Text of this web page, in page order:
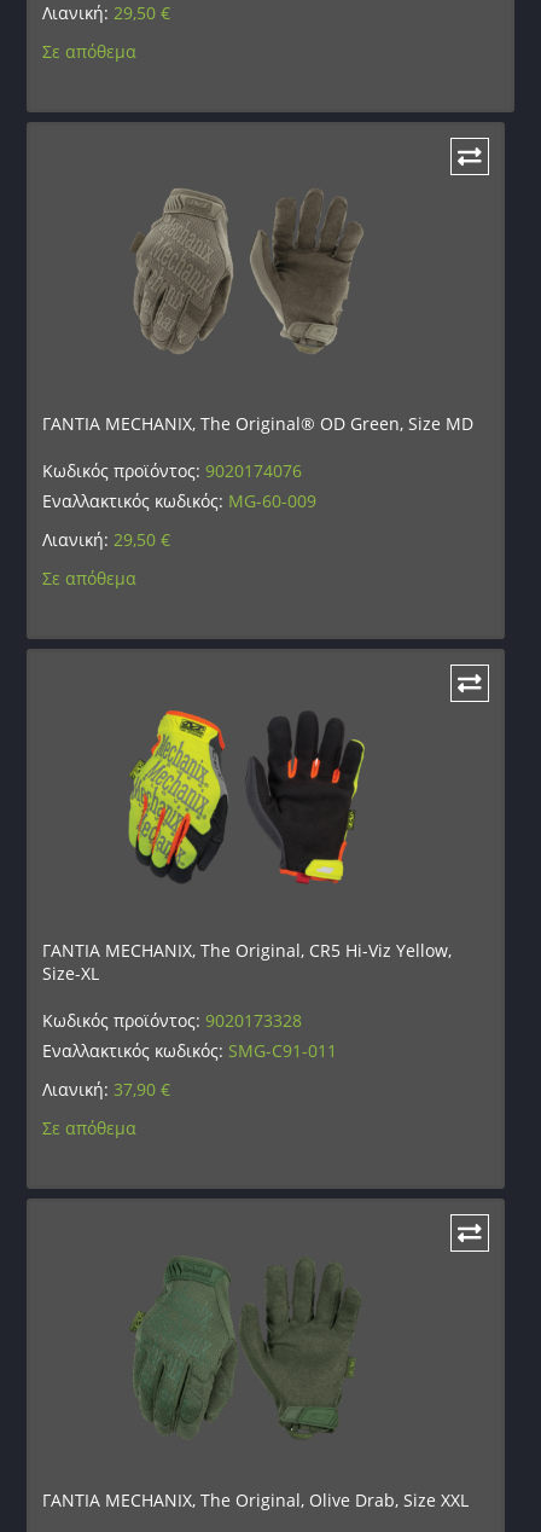
Λιανική:29,50€
Σε απόθεμα
ΓΑΝΤΙΑ MECHANIX, The Original® OD Green, Size MD
Κωδικός προϊόντος:9020174076
Εναλλακτικός κωδικός: MG-60-009
Λιανική:29,50€
Σε απόθεμα
ΓΑΝΤΙΑ MECHANIX, The Original, CR5 Hi-Viz Yellow,
Size-XL
Κωδικός προϊόντος:9020173328
Εναλλακτικός κωδικός: SMG-C91-011
Λιανική: 37,90€
Σε απόθεμα
ΓΑΝΤΙΑ MECHANIX, The Original, Olive Drab, Size XXL